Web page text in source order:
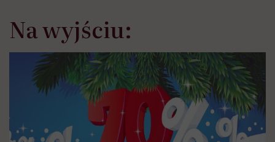
Na wyjściu: